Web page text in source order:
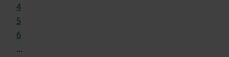
4
5
6
...